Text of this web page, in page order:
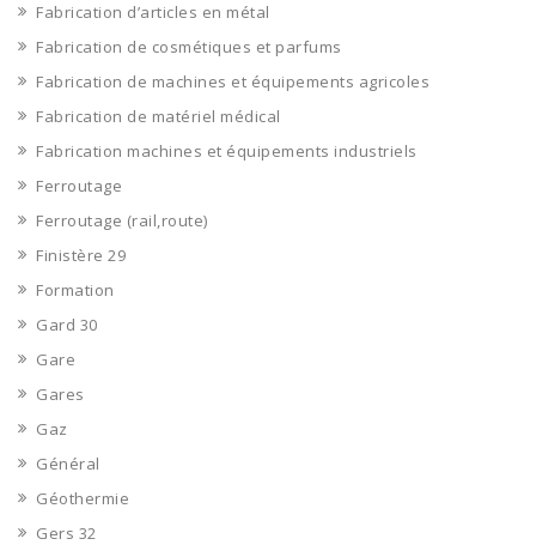
Fabrication d’articles en métal
Fabrication de cosmétiques et parfums
Fabrication de machines et équipements agricoles
Fabrication de matériel médical
Fabrication machines et équipements industriels
Ferroutage
Ferroutage (rail,route)
Finistère 29
Formation
Gard 30
Gare
Gares
Gaz
Général
Géothermie
Gers 32